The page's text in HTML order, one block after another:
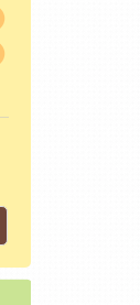
はじめての方